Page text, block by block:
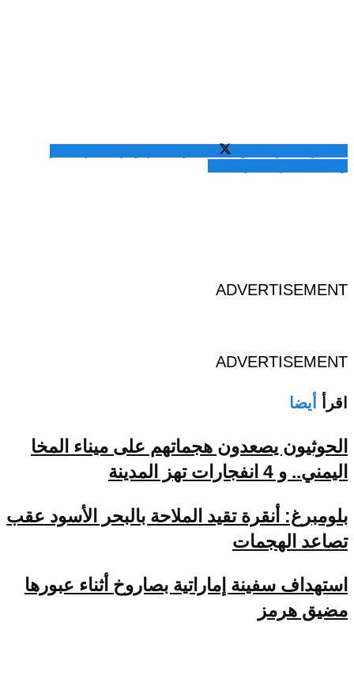
ADVERTISEMENT
ADVERTISEMENT
اقرأ أيضا
الحوثيون يصعدون هجماتهم على ميناء المخا
اليمني.. و 4 انفجارات تهز المدينة
بلومبرغ: أنقرة تقيد الملاحة بالبحر الأسود عقب
تصاعد الهجمات
استهداف سفينة إماراتية بصاروخ أثناء عبورها
مضيق هرمز